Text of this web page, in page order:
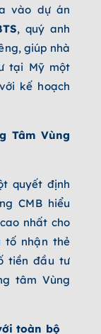
vào dự án
, quý anh
giúp nhà
tại Mỹ một
kế hoạch
Tâm Vùng
quyết định
CMB hiểu
nhất cho
tố nhận thẻ
tiền đầu tư
tâm Vùng
toàn bộ